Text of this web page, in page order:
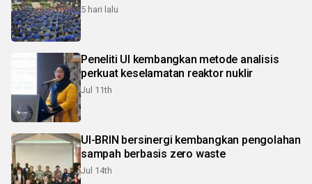
5 hari lalu
Peneliti UI kembangkan metode analisis
perkuat keselamatan reaktor nuklir
Jul 11th
UI-BRIN bersinergi kembangkan pengolahan
sampah berbasis zero waste
Jul 14th